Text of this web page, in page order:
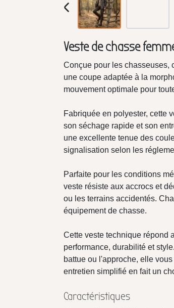
Veste de chasse
Conçue pour les chasseuses,
une coupe adaptée à la
mouvement optimale pour
Fabriquée en polyester, cette
son séchage rapide et son
une excellente tenue des
signalisation selon les
Parfaite pour les conditions
veste résiste aux accrocs et
ou les terrains accidentés.
équipement de chasse.
Cette veste technique répond
performance, durabilité et
battue ou l'approche, elle
entretien simplifié en fait un
Caractéristiques